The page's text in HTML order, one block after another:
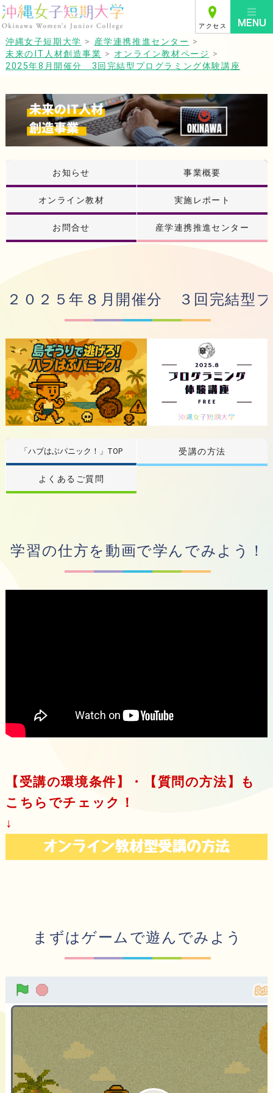
アクセス
沖縄女子短期大学 > 産学連携推進センター >
未来のIT人材創造事業 > オンライン教材ページ >
2025年8月開催分 3回完結型プログラミング体験講座
お知らせ 事業概要
オンライン教材 実施レポート
お問合せ 産学連携推進センター
２０２５年８月開催分 ３回完結型
「ハブはぶパニック！」TOP 受講の方法
よくあるご質問
学習の仕方を動画で学んでみよう！
【受講の環境条件】・【質問の方法】も
こちらでチェック！
↓
まずはゲームで遊んでみよう